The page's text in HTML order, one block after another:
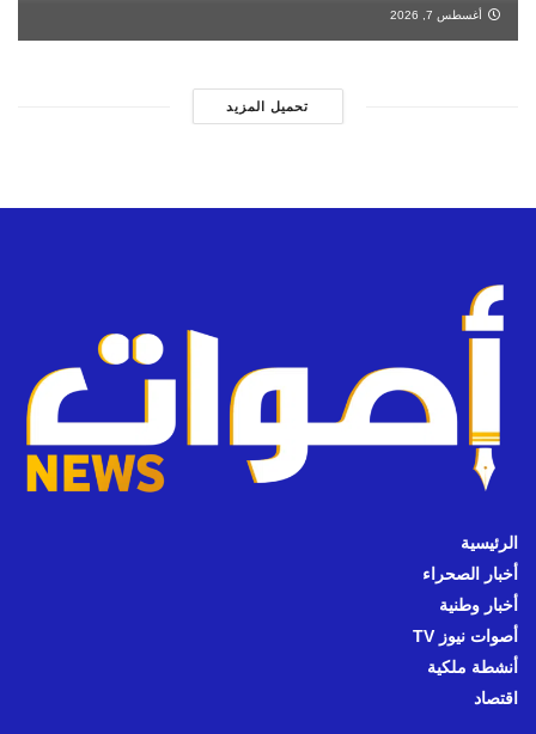
أغسطس 7, 2026
تحميل المزيد
الرئيسية
أخبار الصحراء
أخبار وطنية
أصوات نيوز TV
أنشطة ملكية
اقتصاد